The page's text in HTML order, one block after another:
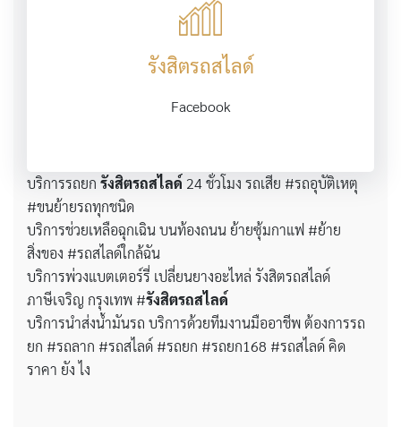
รังสิตรถสไลด์
Facebook
บริการรถยก รังสิตรถสไลด์ 24 ชั่วโมง รถเสีย #รถอุบัติเหตุ
#ขนย้ายรถทุกชนิด
บริการช่วยเหลือฉุกเฉิน บนท้องถนน ย้ายซุ้มกาแฟ #ย้าย
สิ่งของ #รถสไลด์ใกล้ฉัน
บริการพ่วงแบตเตอร์รี่ เปลี่ยนยางอะไหล่ รังสิตรถสไลด์
ภาษีเจริญ กรุงเทพ #รังสิตรถสไลด์
บริการนำส่งน้ำมันรถ บริการด้วยทีมงานมืออาชีพ ต้องการรถ
ยก #รถลาก #รถสไลด์ #รถยก #รถยก168 #รถสไลด์ คิด
ราคา ยัง ไง